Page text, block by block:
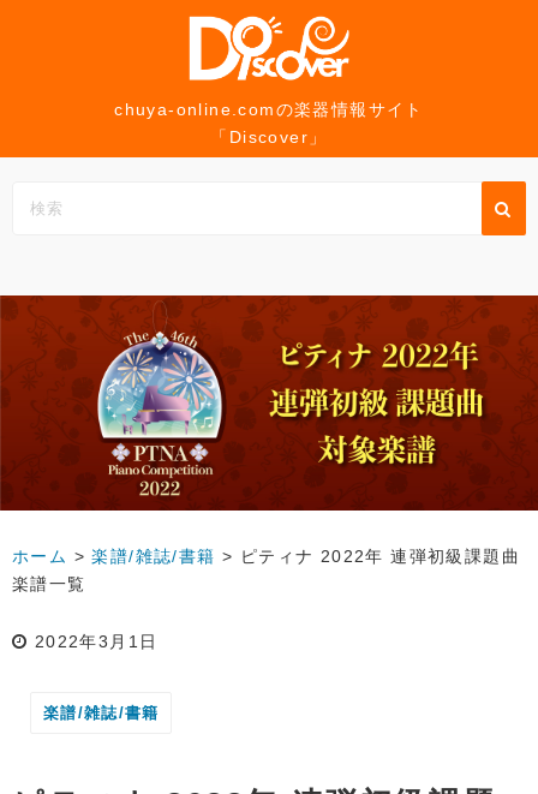
プ
chuya-online.comの楽器情報サイト
「Discover」
ホーム >楽譜/雑誌/書籍 > ピティナ 2022年 連弾初級課題曲
楽譜一覧
2022年3月1日
楽譜/雑誌/書籍